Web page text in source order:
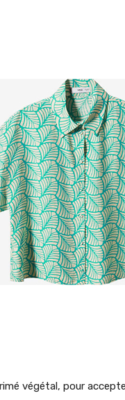
végétal, pour